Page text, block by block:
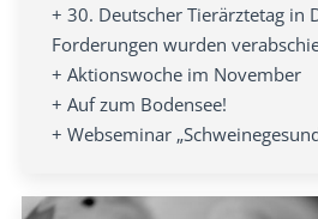
+ 30. Deutscher Tierärztetag in
Forderungen wurden
+ Aktionswoche im November
+ Auf zum Bodensee!
+ Webseminar